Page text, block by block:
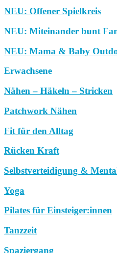
NEU: Offener Spielkreis
NEU: Miteinander bunt
NEU: Mama & Baby
Erwachsene
Nähen – Häkeln – Stricken
Patchwork Nähen
Fit für den Alltag
Rücken Kraft
Selbstverteidigung &
Yoga
Pilates für Einsteiger:innen
Tanzzeit
Spaziergang